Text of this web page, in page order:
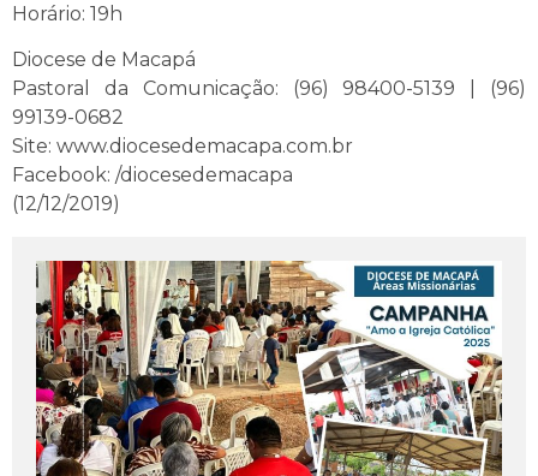
Horário: 19h
Diocese de Macapá
Pastoral da Comunicação: (96) 98400-5139 | (96)
99139-0682
Site: www.diocesedemacapa.com.br
Facebook: /diocesedemacapa
(12/12/2019)